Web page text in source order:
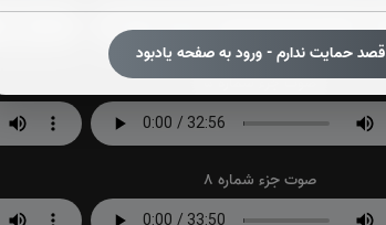
قصد حمایت ندارم - ورود به صفحه یادبود
صوت جزء شماره 5
صوت جزء شماره 8